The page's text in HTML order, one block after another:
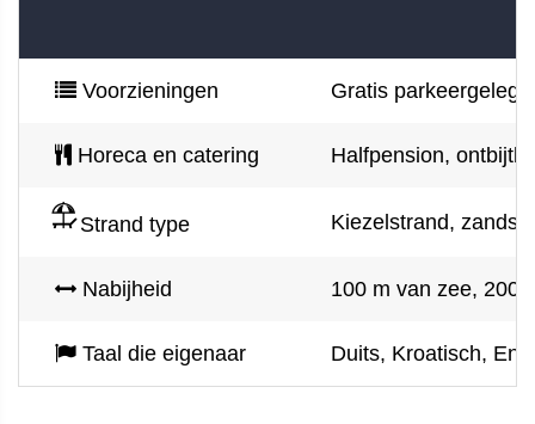
Voorzieningen Gratis
Horeca en catering Halfpension,
Strand type Kiezelstrand,
Nabijheid 100 m van zee, 200
Taal die eigenaar Duits, Kroatisch,